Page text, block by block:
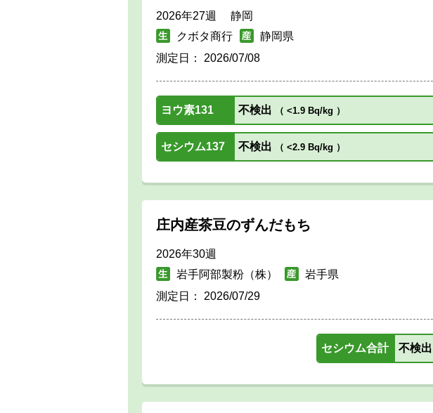
2026年27週 静岡
クボタ商行
静岡県
測定日： 2026/07/08
ヨウ素131 不検出 （ <1.9 Bq/kg ）
セシウム137 不検出 （ <2.9 Bq/kg ）
庄内産茶豆のずんだもち
2026年30週
岩手阿部製粉（株）
岩手県
測定日： 2026/07/29
セシウム合計 不検出